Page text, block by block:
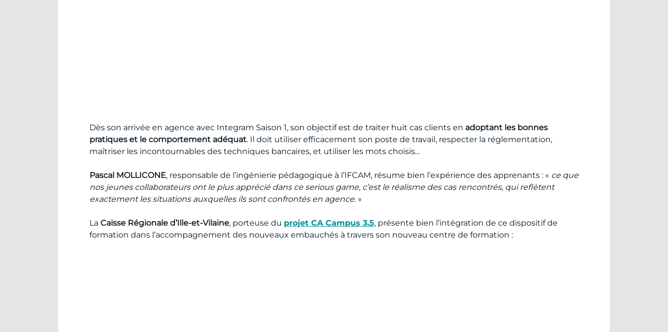
Dès son arrivée en agence avec Integram Saison 1, son objectif est de traiter huit cas clients en adoptant les bonnes
pratiques et le comportement adéquat. Il doit utiliser efficacement son poste de travail, respecter la réglementation,
maîtriser les incontournables des techniques bancaires, et utiliser les mots choisis…
Pascal MOLLICONE, responsable de l’ingénierie pédagogique à l’IFCAM, résume bien l’expérience des apprenants : « ce que
nos jeunes collaborateurs ont le plus apprécié dans ce serious game, c’est le réalisme des cas rencontrés, qui reflètent
exactement les situations auxquelles ils sont confrontés en agence. »
La Caisse Régionale d’Ille-et-Vilaine, porteuse du projet CA Campus 3.5, présente bien l’intégration de ce dispositif de
formation dans l’accompagnement des nouveaux embauchés à travers son nouveau centre de formation :